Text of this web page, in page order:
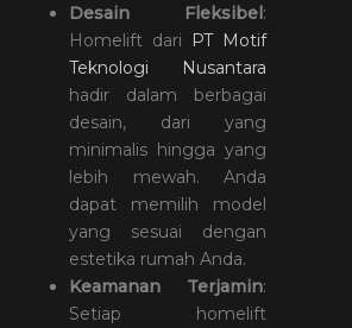
Desain Fleksibel:
Homelift dari
PT Motif
Teknologi Nusantara
hadir dalam berbagai
desain, dari yang
minimalis hingga yang
lebih mewah. Anda
dapat memilih model
yang sesuai dengan
estetika rumah Anda.
Keamanan Terjamin:
Setiap homelift